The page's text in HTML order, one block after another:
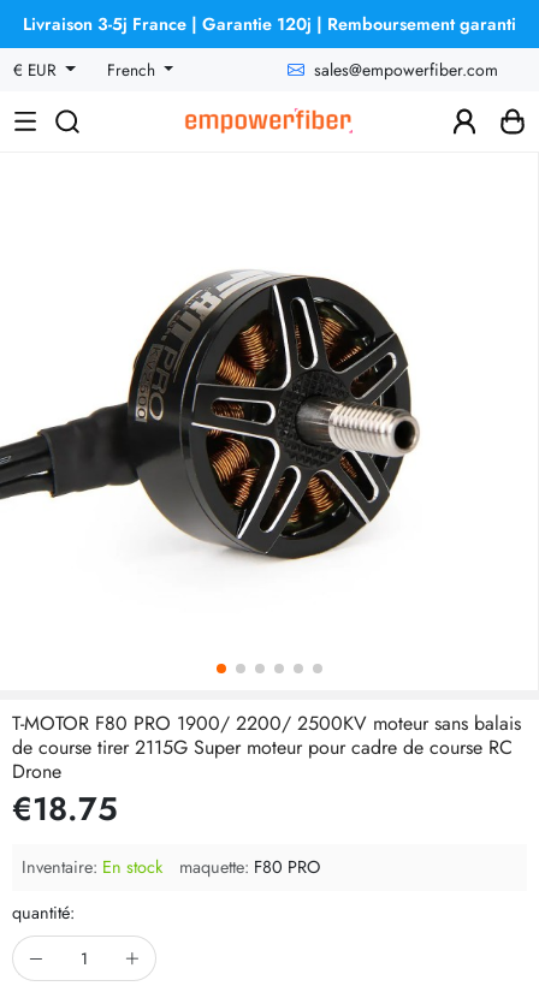
Livraison 3-5j France | Garantie 120j | Remboursement garanti
€ EUR
French sales@empowerfiber.com
T-MOTOR F80 PRO 1900/ 2200/ 2500KV moteur sans balais
de course tirer 2115G Super moteur pour cadre de course RC
Drone
€18.75
Inventaire: En stock maquette: F80 PRO
quantité: